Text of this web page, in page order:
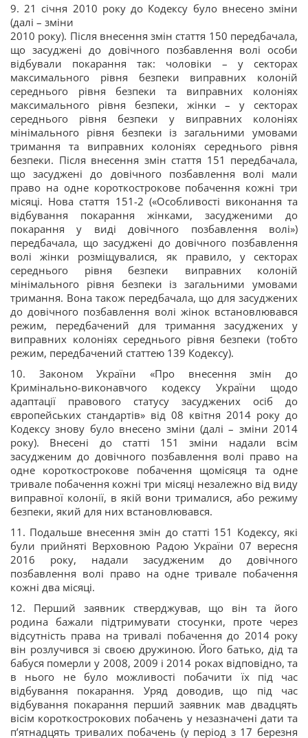
9. 21 січня 2010 року до Кодексу було внесено зміни
(далі – зміни
2010 року). Після внесення змін стаття 150 передбачала,
що засуджені до довічного позбавлення волі особи
відбували покарання так: чоловіки – у секторах
максимального рівня безпеки виправних колоній
середнього рівня безпеки та виправних колоніях
максимального рівня безпеки, жінки – у секторах
середнього рівня безпеки у виправних колоніях
мінімального рівня безпеки із загальними умовами
тримання та виправних колоніях середнього рівня
безпеки. Після внесення змін стаття 151 передбачала,
що засуджені до довічного позбавлення волі мали
право на одне короткострокове побачення кожні три
місяці. Нова стаття 151-2 («Особливості виконання та
відбування покарання жінками, засудженими до
покарання у виді довічного позбавлення волі»)
передбачала, що засуджені до довічного позбавлення
волі жінки розміщувалися, як правило, у секторах
середнього рівня безпеки виправних колоній
мінімального рівня безпеки із загальними умовами
тримання. Вона також передбачала, що для засуджених
до довічного позбавлення волі жінок встановлювався
режим, передбачений для тримання засуджених у
виправних колоніях середнього рівня безпеки (тобто
режим, передбачений статтею 139 Кодексу).
10. Законом України «Про внесення змін до
Кримінально-виконавчого кодексу України щодо
адаптації правового статусу засуджених осіб до
європейських стандартів» від 08 квітня 2014 року до
Кодексу знову було внесено зміни (далі – зміни 2014
року). Внесені до статті 151 зміни надали всім
засудженим до довічного позбавлення волі право на
одне короткострокове побачення щомісяця та одне
тривале побачення кожні три місяці незалежно від виду
виправної колонії, в якій вони трималися, або режиму
безпеки, який для них встановлювався.
11. Подальше внесення змін до статті 151 Кодексу, які
були прийняті Верховною Радою України 07 вересня
2016 року, надали засудженим до довічного
позбавлення волі право на одне тривале побачення
кожні два місяці.
12. Перший заявник стверджував, що він та його
родина бажали підтримувати стосунки, проте через
відсутність права на тривалі побачення до 2014 року
він розлучився зі своєю дружиною. Його батько, дід та
бабуся померли у 2008, 2009 і 2014 роках відповідно, та
в нього не було можливості побачити їх під час
відбування покарання. Уряд доводив, що під час
відбування покарання перший заявник мав двадцять
вісім короткострокових побачень у незазначені дати та
п’ятнадцять тривалих побачень (у період з 17 березня